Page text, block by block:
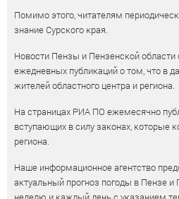
Помимо этого, читателям
знание Сурского края.
Новости Пензы и Пензенской области
ежедневных публикаций о том, что в
жителей областного центра и региона.
На страницах РИА ПО ежемесячно
вступающих в силу законах, которые
региона.
Наше информационное агентство
актуальный прогноз погоды в Пензе и